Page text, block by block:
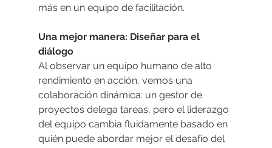
más en un equipo de facilitación.
Una mejor manera: Diseñar para el
diálogo
Al observar un equipo humano de alto
rendimiento en acción, vemos una
colaboración dinámica: un gestor de
proyectos delega tareas, pero el liderazgo
del equipo cambia fluidamente basado en
quién puede abordar mejor el desafío del